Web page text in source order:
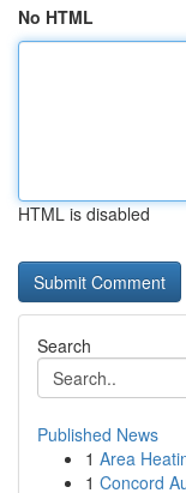
No HTML
HTML is disabled
Search
Published News
1 Area
1 Concord